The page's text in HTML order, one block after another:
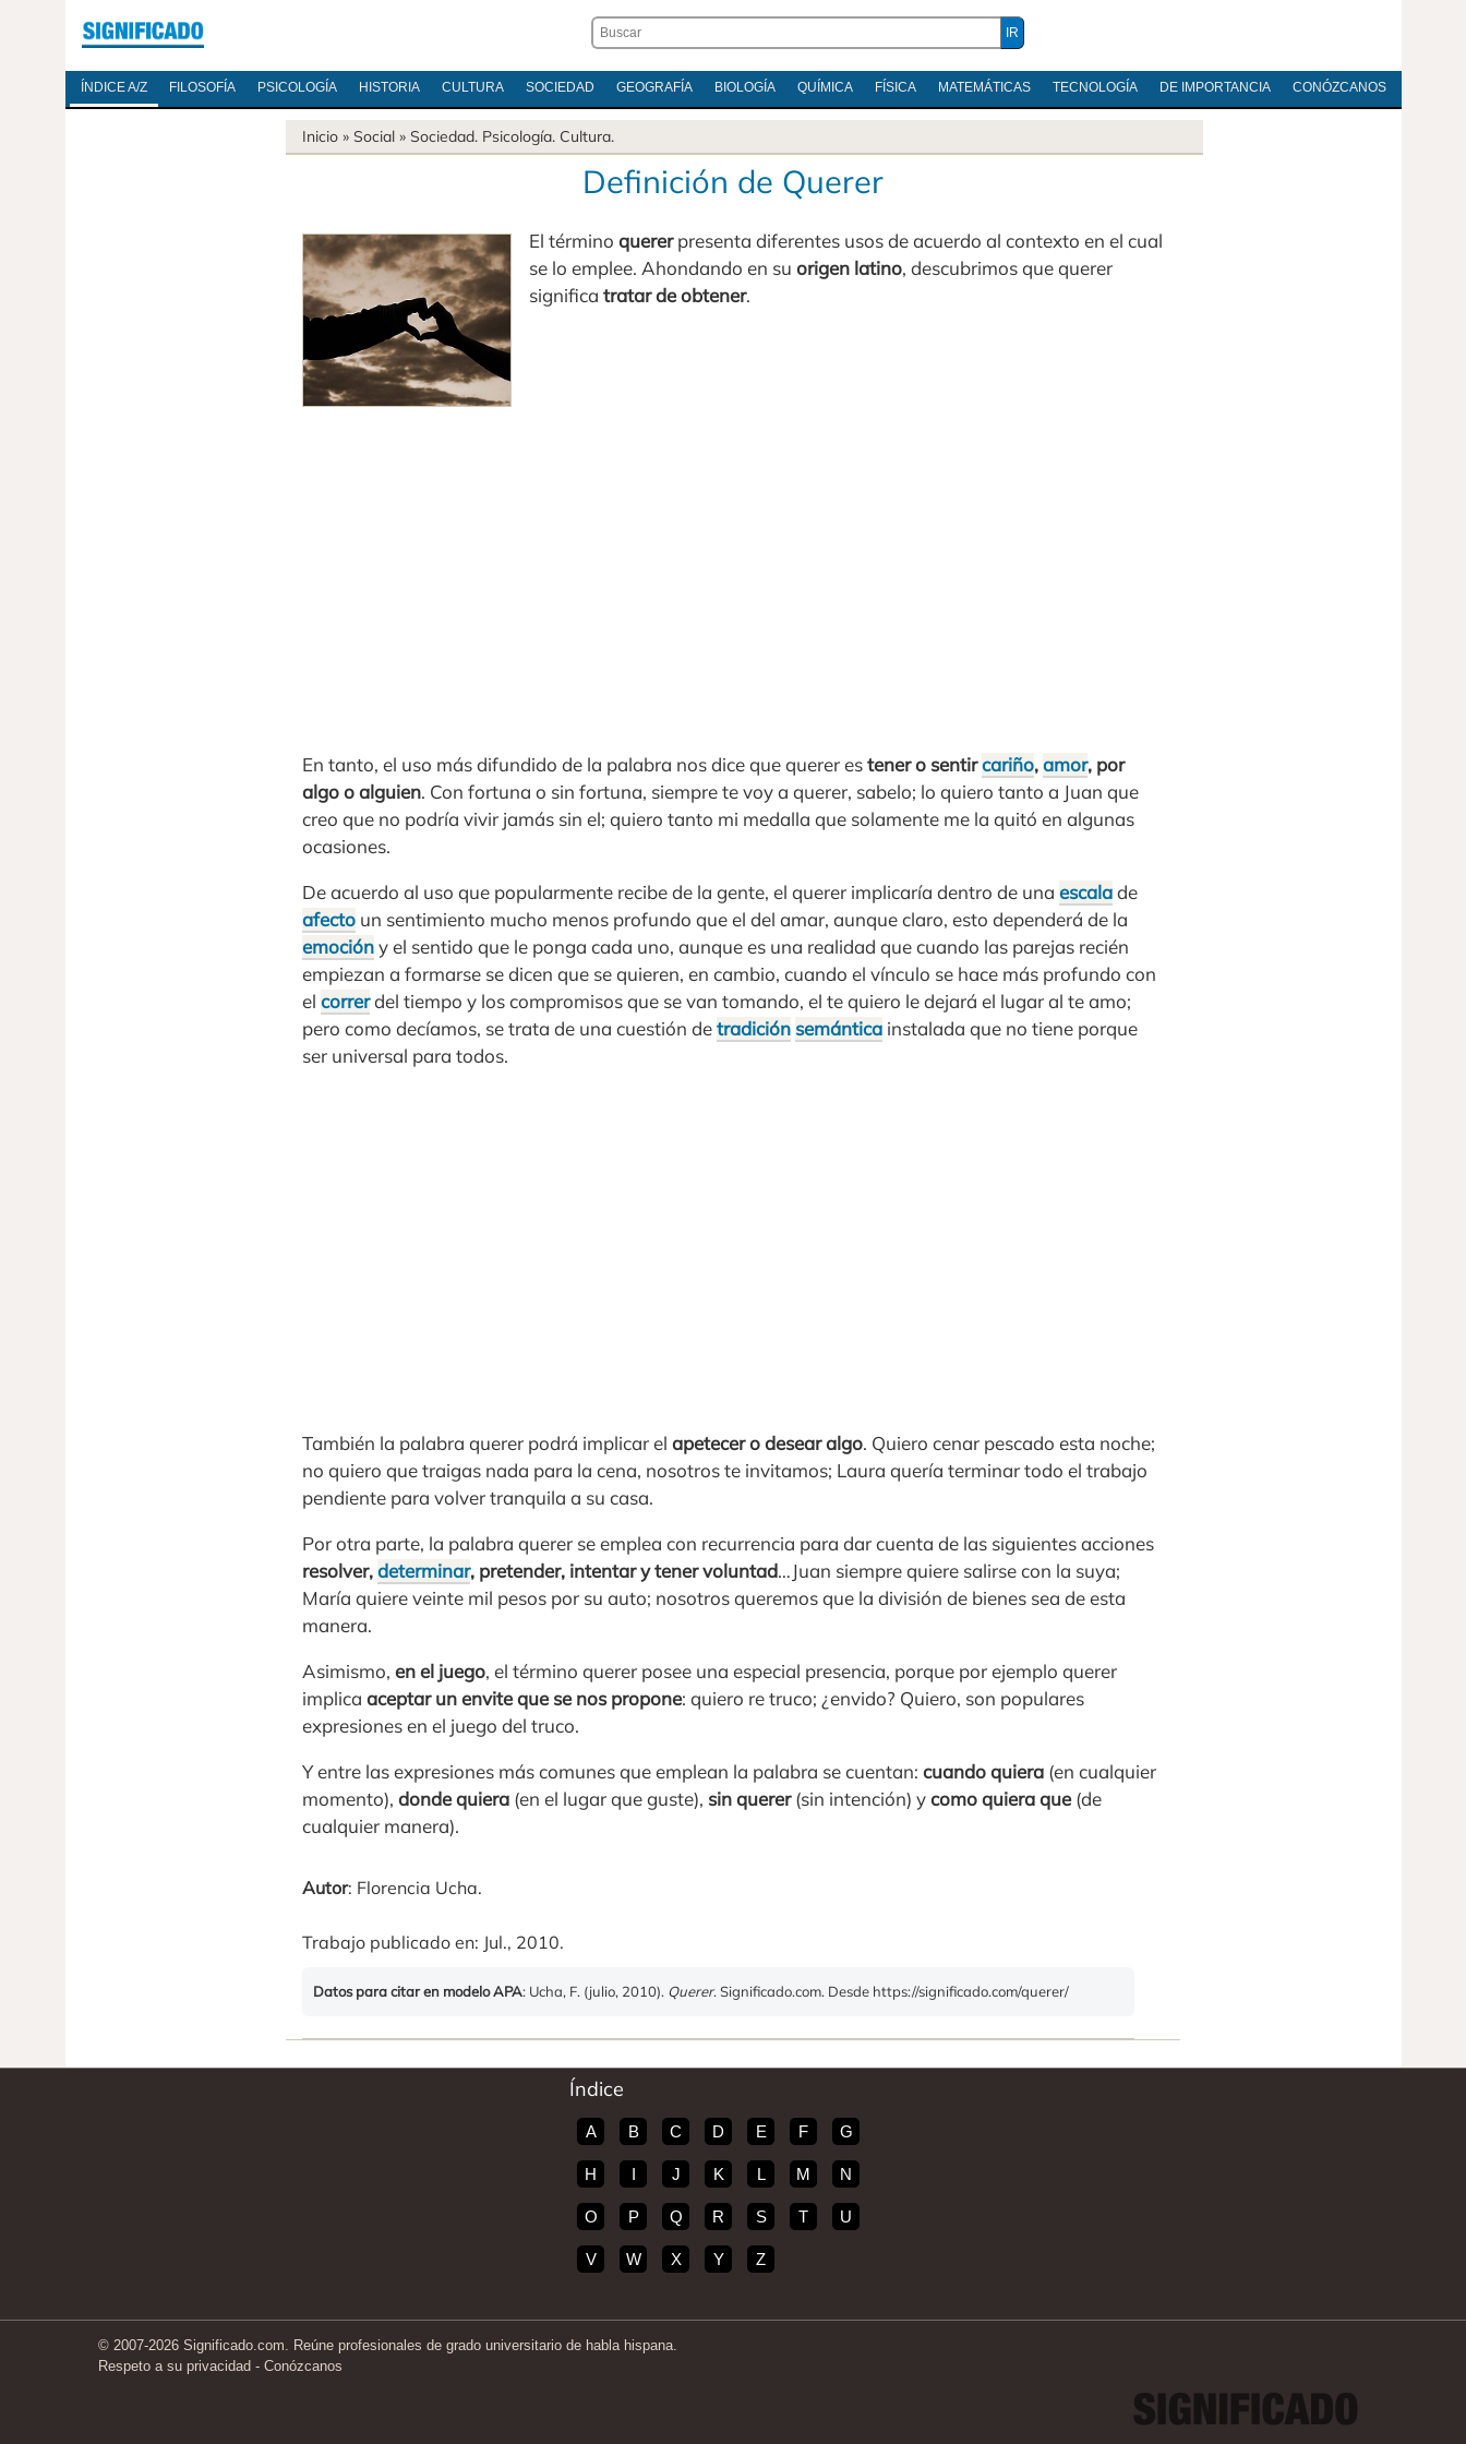
ÍNDICE A/Z FILOSOFÍA PSICOLOGÍA HISTORIA CULTURA SOCIEDAD GEOGRAFÍA BIOLOGÍA QUÍMICA FÍSICA MATEMÁTICAS TECNOLOGÍA DE IMPORTANCIA CONÓZCANOS
Inicio » Social » Sociedad. Psicología. Cultura.
Definición de Querer
El término quererpresenta diferentes usos de acuerdo al contexto en el cual
se lo emplee. Ahondando en su origen latino, descubrimos que querer
significa tratar de obtener.
En tanto, el uso más difundido de la palabra nos dice que querer estener o sentircariño,amor, por
algo o alguien. Con fortuna o sin fortuna, siempre te voy a querer, sabelo; lo quiero tanto a Juan que
creo que no podría vivir jamás sin el; quiero tanto mi medalla que solamente me la quitó en algunas
ocasiones.
De acuerdo al uso que popularmente recibe de la gente, el querer implicaría dentro de una escalade
afecto un sentimiento mucho menos profundo que el del amar, aunque claro, esto dependerá de la
emocióny el sentido que le ponga cada uno, aunque es una realidad que cuando las parejas recién
empiezan a formarse se dicen que se quieren, en cambio, cuando el vínculo se hace más profundo con
el correrdel tiempo y los compromisos que se van tomando, el te quiero le dejará el lugar al te amo;
pero como decíamos, se trata de una cuestión detradición semántica instalada que no tiene porque
ser universal para todos.
También la palabra querer podrá implicar el apetecer o desear algo. Quiero cenar pescado esta noche;
no quiero que traigas nada para la cena, nosotros te invitamos; Laura quería terminar todo el trabajo
pendiente para volver tranquila a su casa.
Por otra parte, la palabra querer se emplea con recurrencia para dar cuenta de las siguientes acciones
resolver,determinar, pretender, intentar y tener voluntad…Juan siempre quiere salirse con la suya;
María quiere veinte mil pesos por su auto; nosotros queremos que la división de bienes sea de esta
manera.
Asimismo, en el juego, el término querer posee una especial presencia, porque por ejemplo querer
implica aceptar un envite que se nos propone: quiero re truco; ¿envido? Quiero, son populares
expresiones en el juego del truco.
Y entre las expresiones más comunes que emplean la palabra se cuentan: cuando quiera (en cualquier
momento), donde quiera (en el lugar que guste), sin querer(sin intención) ycomo quiera que(de
cualquier manera).
Autor: Florencia Ucha.
Trabajo publicado en: Jul., 2010.
Datos para citar en modelo APA: Ucha, F. (julio, 2010). Querer. Significado.com. Desde https://significado.com/querer/
Índice
A B C D E F G
H I J K L M N
O P Q R S T U
V W X Y Z
© 2007-2026 Significado.com. Reúne profesionales de grado universitario de habla hispana.
Respeto a su privacidad - Conózcanos